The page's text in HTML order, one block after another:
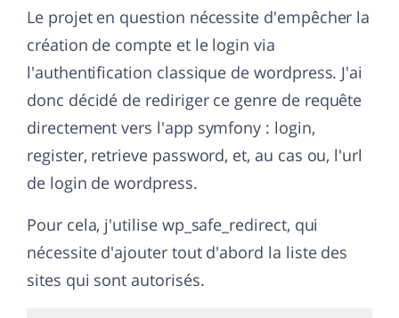
Le projet en question nécessite d'empêcher la
création de compte et le login via
l'authentification classique de wordpress. J'ai
donc décidé de rediriger ce genre de requête
directement vers l'app symfony : login,
register, retrieve password, et, au cas ou, l'url
de login de wordpress.
Pour cela, j'utilise wp_safe_redirect, qui
nécessite d'ajouter tout d'abord la liste des
sites qui sont autorisés.